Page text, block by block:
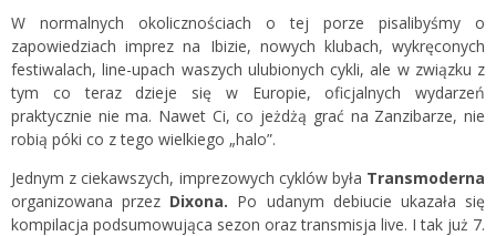
W normalnych okolicznościach o tej porze pisalibyśmy o
zapowiedziach imprez na Ibizie, nowych klubach, wykręconych
festiwalach, line-upach waszych ulubionych cykli, ale w związku z
tym co teraz dzieje się w Europie, oficjalnych wydarzeń
praktycznie nie ma. Nawet Ci, co jeżdżą grać na Zanzibarze, nie
robią póki co z tego wielkiego „halo”.
Jednym z ciekawszych, imprezowych cyklów była Transmoderna
organizowana przez Dixona. Po udanym debiucie ukazała się
kompilacja podsumowująca sezon oraz transmisja live. I tak już 7.